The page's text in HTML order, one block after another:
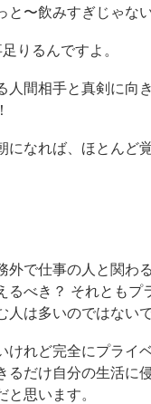
と〜飲みすぎじゃな
りるんですよ。
人間相手と真剣に向
になれば、ほとんど
外で仕事の人と関わ
るべき？ それともプ
人は多いのではない
けれど完全にプライ
るだけ自分の生活に
と思います。